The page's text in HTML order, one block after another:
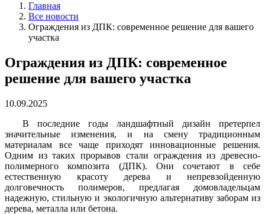
Главная
Все новости
Ограждения из ДПК: современное решение для вашего
участка
Ограждения из ДПК: современное
решение для вашего участка
10.09.2025
В последние годы ландшафтный дизайн претерпел
значительные изменения, и на смену традиционным
материалам все чаще приходят инновационные решения.
Одним из таких прорывов стали ограждения из древесно-
полимерного композита (ДПК). Они сочетают в себе
естественную красоту дерева и непревзойденную
долговечность полимеров, предлагая домовладельцам
надежную, стильную и экологичную альтернативу заборам из
дерева, металла или бетона.